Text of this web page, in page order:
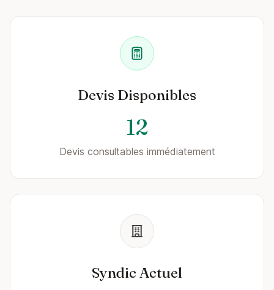
Devis Disponibles
12
Devis consultables immédiatement
Syndic Actuel